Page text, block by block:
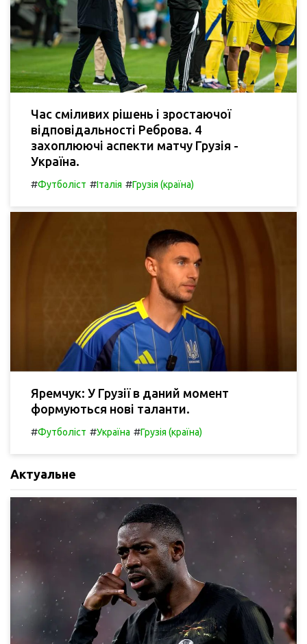
Час сміливих рішень і зростаючої
відповідальності Реброва. 4
захоплюючі аспекти матчу Грузія -
Україна.
#Футболіст #Італія #Грузія (країна)
Яремчук: У Грузії в даний момент
формуються нові таланти.
#Футболіст #Україна #Грузія (країна)
Актуальне